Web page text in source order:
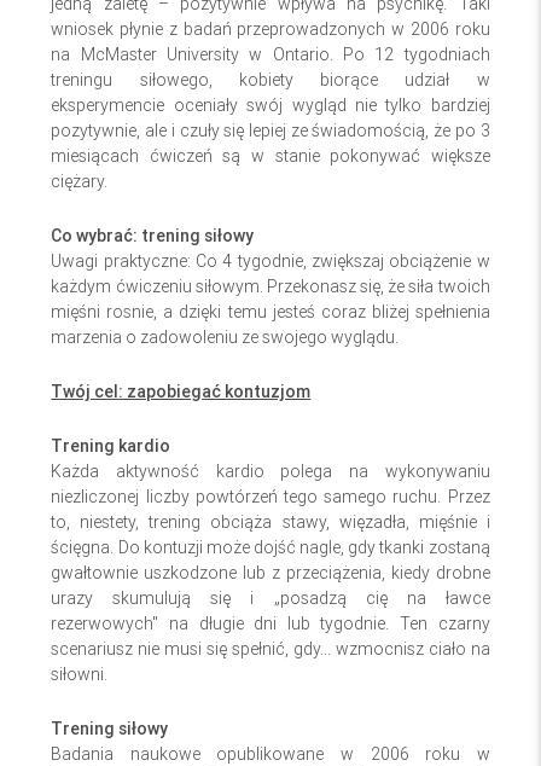
wniosek płynie z badań przeprowadzonych w 2006 roku
na McMaster University w Ontario. Po 12 tygodniach
treningu siłowego, kobiety biorące udział w
eksperymencie oceniały swój wygląd nie tylko bardziej
pozytywnie, ale i czuły się lepiej ze świadomością, że po 3
miesiącach ćwiczeń są w stanie pokonywać większe
ciężary.
Co wybrać: trening siłowy
Uwagi praktyczne: Co 4 tygodnie, zwiększaj obciążenie w
każdym ćwiczeniu siłowym. Przekonasz się, że siła twoich
mięśni rosnie, a dzięki temu jesteś coraz bliżej spełnienia
marzenia o zadowoleniu ze swojego wyglądu.
Twój cel: zapobiegać kontuzjom
Trening kardio
Każda aktywność kardio polega na wykonywaniu
niezliczonej liczby powtórzeń tego samego ruchu. Przez
to, niestety, trening obciąża stawy, więzadła, mięśnie i
ścięgna. Do kontuzji może dojść nagle, gdy tkanki zostaną
gwałtownie uszkodzone lub z przeciążenia, kiedy drobne
urazy skumulują się i „posadzą cię na ławce
rezerwowych" na długie dni lub tygodnie. Ten czarny
scenariusz nie musi się spełnić, gdy... wzmocnisz ciało na
siłowni.
Trening siłowy
Badania naukowe opublikowane w 2006 roku w